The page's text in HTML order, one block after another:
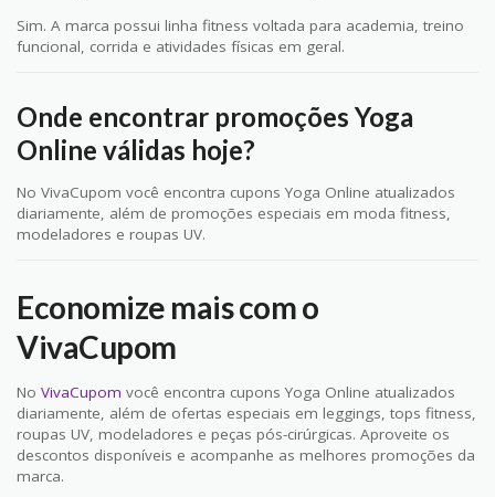
Sim. A marca possui linha fitness voltada para academia, treino
funcional, corrida e atividades físicas em geral.
Onde encontrar promoções Yoga
Online válidas hoje?
No VivaCupom você encontra cupons Yoga Online atualizados
diariamente, além de promoções especiais em moda fitness,
modeladores e roupas UV.
Economize mais com o
VivaCupom
No VivaCupom você encontra cupons Yoga Online atualizados
diariamente, além de ofertas especiais em leggings, tops fitness,
roupas UV, modeladores e peças pós-cirúrgicas. Aproveite os
descontos disponíveis e acompanhe as melhores promoções da
marca.